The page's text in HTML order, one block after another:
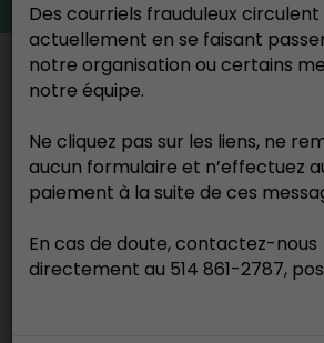
Des courriels frauduleux circulent
actuellement en se faisant
notre organisation ou certains
notre équipe.
Ne cliquez pas sur les liens, ne
aucun formulaire et n’effectuez
paiement à la suite de ces
En cas de doute, contactez-nous
directement au 514 861-2787,
Accueil>
Cette page n’existe pas.